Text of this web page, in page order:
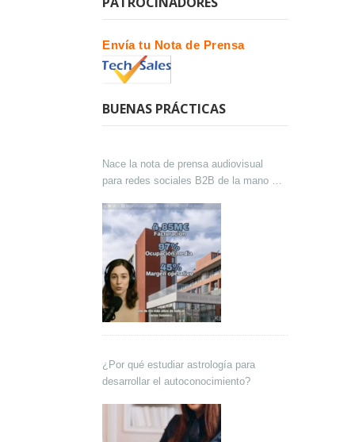
Envía tu Nota de Prensa
BUENAS PRÁCTICAS
Nace la nota de prensa audiovisual
para redes sociales B2B de la mano de
¿Por qué estudiar astrología para
desarrollar el autoconocimiento?